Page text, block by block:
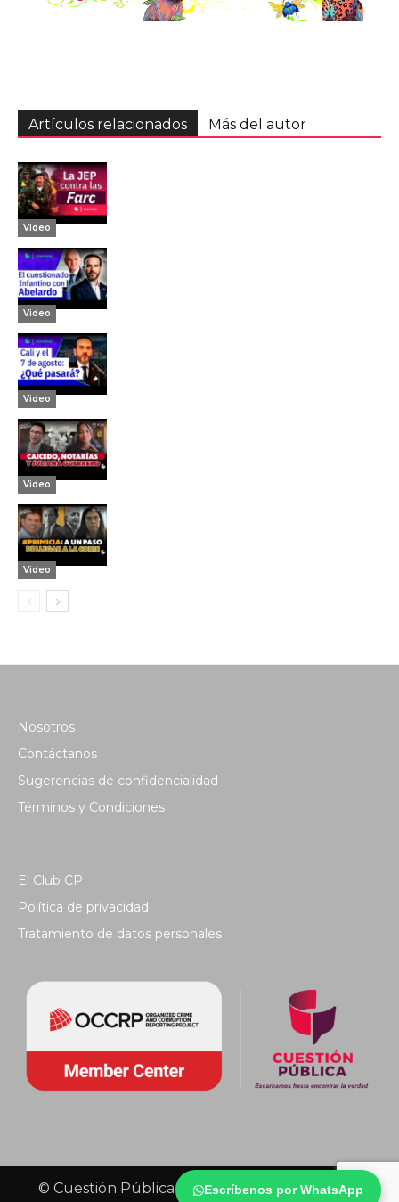
Escríbenos por WhatsApp
Artículos relacionados Más del autor
Video
Video
Video
Video
Video
Nosotros
Contáctanos
Sugerencias de confidencialidad
Términos y Condiciones
El Club CP
Política de privacidad
Tratamiento de datos personales
© Cuestión Pública 2018 - Todos los derechos